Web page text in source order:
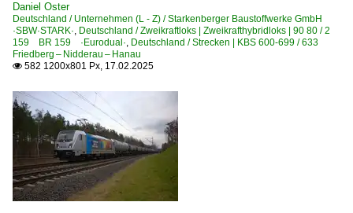
DB Fernverkehr AG, Frankfurt (Main)
DB Regio AG - DB Gebrauchtzug
DB Regio AG - Region Bayern
DB Regio AG - Region Mitte
HLB Hessenbahn GmbH, Frankfurt/M. ·HEB·
HSL Logistik GmbH, Hamburg
Unternehmen (L - Z)
Lokomotion Gesellschaft für Schienentraktion mbH ·LM·
METRANS Rail (Deutschland) GmbH, Leipzig ·MTRD·
Daniel Oster
Deutschland / Unternehmen (L - Z) / Starkenberger Baustoffwerke GmbH
·SBW·STARK·, Deutschland / Zweikraftloks | Zweikrafthybridloks | 90 80 / 2
159 BR 159 ·Eurodual·, Deutschland / Strecken | KBS 600-699 / 633
Friedberg – Nidderau – Hanau
 582 1200x801 Px, 17.02.2025